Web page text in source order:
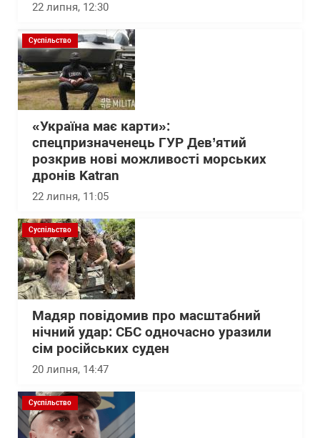
22 липня, 12:30
Суспільство
«Україна має карти»:
спецпризначенець ГУР Дев’ятий
розкрив нові можливості морських
дронів Katran
22 липня, 11:05
Суспільство
Мадяр повідомив про масштабний
нічний удар: СБС одночасно уразили
сім російських суден
20 липня, 14:47
Суспільство